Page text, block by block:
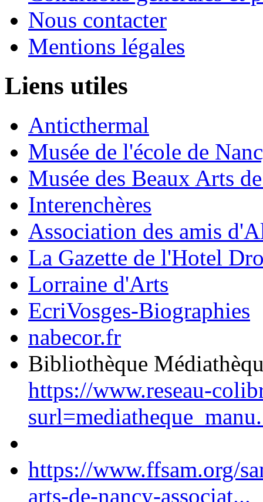
Nous contacter
Mentions légales
Liens utiles
Anticthermal
Musée de l'école de
Musée des Beaux Arts
Interenchères
Association des amis
La Gazette de l'Hotel
Lorraine d'Arts
EcriVosges-Biographies
nabecor.fr
Bibliothèque
https://www.reseau-
https://www.ffsam.org/
arts-de-nancy-associat...